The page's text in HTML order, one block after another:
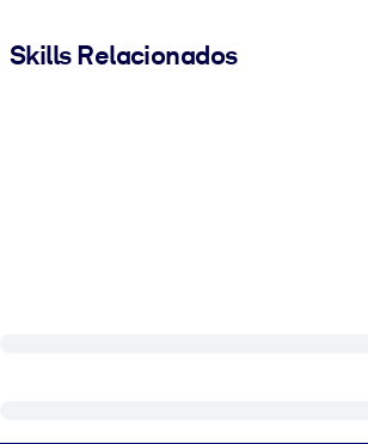
Skills Relacionados